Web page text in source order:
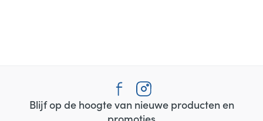
Blijf op de hoogte van nieuwe producten en